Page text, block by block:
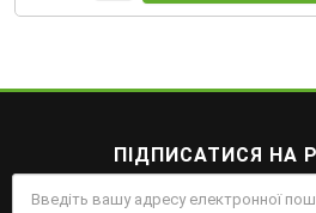
ПІДПИСАТИСЯ НА